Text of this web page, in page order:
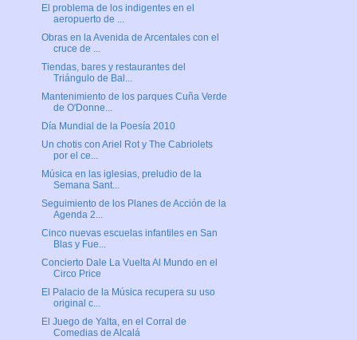
El problema de los indigentes en el
aeropuerto de ...
Obras en la Avenida de Arcentales con el
cruce de ...
Tiendas, bares y restaurantes del
Triángulo de Bal...
Mantenimiento de los parques Cuña Verde
de O'Donne...
Día Mundial de la Poesía 2010
Un chotis con Ariel Rot y The Cabriolets
por el ce...
Música en las iglesias, preludio de la
Semana Sant...
Seguimiento de los Planes de Acción de la
Agenda 2...
Cinco nuevas escuelas infantiles en San
Blas y Fue...
Concierto Dale La Vuelta Al Mundo en el
Circo Price
El Palacio de la Música recupera su uso
original c...
El Juego de Yalta, en el Corral de
Comedias de Alcalá